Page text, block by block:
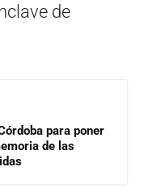
de
para poner
de las